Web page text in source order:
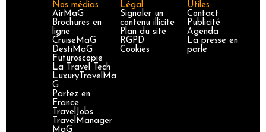
Nos médias
AirMaG
Brochures en
ligne
CruiseMaG
DestiMaG
Futuroscopie
La Travel Tech
LuxuryTravelMa
G
Partez en
France
TravelJobs
TravelManager
MaG
Légal
Signaler un
contenu illicite
Plan du site
RGPD
Cookies
Utiles
Contact
Publicité
Agenda
La presse en
parle